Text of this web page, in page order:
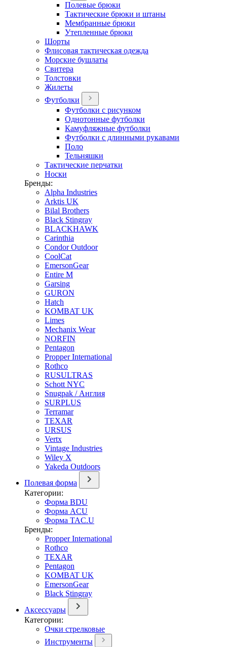
Полевые брюки
Тактические брюки и штаны
Мембранные брюки
Утепленные брюки
Шорты
Флисовая тактическая одежда
Морские бушлаты
Свитера
Толстовки
Жилеты
Футболки
Футболки с рисунком
Однотонные футболки
Камуфляжные футболки
Футболки с длинными рукавами
Поло
Тельняшки
Тактические перчатки
Носки
Бренды:
Alpha Industries
Arktis UK
Bilal Brothers
Black Stingray
BLACKHAWK
Carinthia
Condor Outdoor
CoolCat
EmersonGear
Entire M
Garsing
GURON
Hatch
KOMBAT UK
Limes
Mechanix Wear
NORFIN
Pentagon
Propper International
Rothco
RUSULTRAS
Schott NYC
Snugpak / Англия
SURPLUS
Terramar
TEXAR
URSUS
Vertx
Vintage Industries
Wiley X
Yakeda Outdoors
Полевая форма
Категории:
Форма BDU
Форма ACU
Форма TAC.U
Бренды:
Propper International
Rothco
TEXAR
Pentagon
KOMBAT UK
EmersonGear
Black Stingray
Аксессуары
Категории:
Очки стрелковые
Инструменты